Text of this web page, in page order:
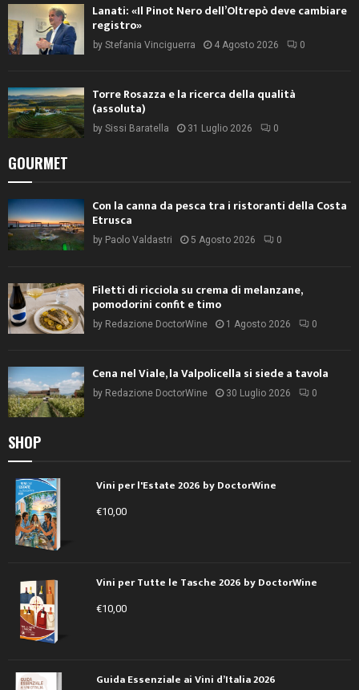
Lanati: «Il Pinot Nero dell’Oltrepò deve cambiare
registro»
by Stefania Vinciguerra 4 Agosto 2026 0
Torre Rosazza e la ricerca della qualità
(assoluta)
by Sissi Baratella 31 Luglio 2026 0
GOURMET
Con la canna da pesca tra i ristoranti della Costa
Etrusca
by Paolo Valdastri 5 Agosto 2026 0
Filetti di ricciola su crema di melanzane,
pomodorini confit e timo
by Redazione DoctorWine 1 Agosto 2026 0
Cena nel Viale, la Valpolicella si siede a tavola
by Redazione DoctorWine 30 Luglio 2026 0
SHOP
Vini per l'Estate 2026 by DoctorWine
€10,00
Vini per Tutte le Tasche 2026 by DoctorWine
€10,00
Guida Essenziale ai Vini d’Italia 2026